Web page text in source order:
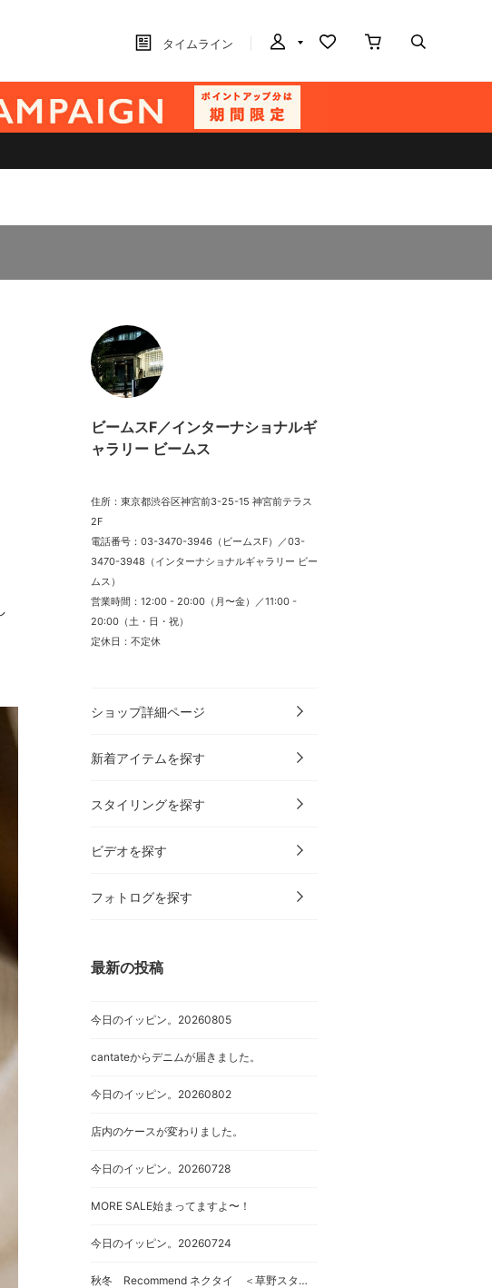
タイムライン
ビームスF／インターナショナルギ
ャラリー ビームス
住所：東京都渋谷区神宮前3-25-15 神宮前テラス
2F
電話番号：03-3470-3946（ビームスF）／03-
3470-3948（インターナショナルギャラリー ビー
ムス）
営業時間：12:00 - 20:00（月〜金）／11:00 -
20:00（土・日・祝）
定休日：不定休
ショップ詳細ページ
新着アイテムを探す
スタイリングを探す
ビデオを探す
フォトログを探す
最新の投稿
今日のイッピン。20260805
cantateからデニムが届きました。
今日のイッピン。20260802
店内のケースが変わりました。
今日のイッピン。20260728
MORE SALE始まってますよ〜！
今日のイッピン。20260724
秋冬 Recommend ネクタイ ＜草野スタイリング100本ノックvol41＞